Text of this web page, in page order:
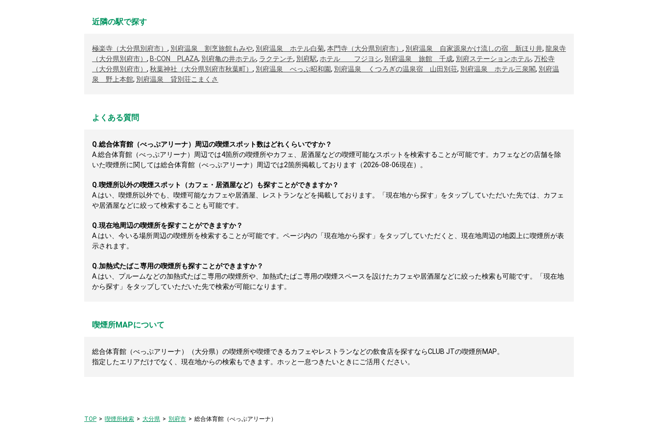
近隣の駅で探す
極楽寺（大分県別府市） , 別府温泉 割烹旅館もみや, 別府温泉 ホテル白菊, 本門寺（大分県別府市） , 別府温泉 自家源泉かけ流しの宿 新ほり井, 龍泉寺
（大分県別府市） , B-CON PLAZA, 別府亀の井ホテル, ラクテンチ, 別府駅, ホテル フジヨシ, 別府温泉 旅館 千成, 別府ステーションホテル, 万松寺
（大分県別府市） , 秋葉神社（大分県別府市秋葉町） , 別府温泉 べっぷ昭和園, 別府温泉 くつろぎの温泉宿 山田別荘, 別府温泉 ホテル三泉閣, 別府温
泉 野上本館, 別府温泉 貸別荘こまくさ
よくある質問
Q.総合体育館（べっぷアリーナ）周辺の喫煙スポット数はどれくらいですか？
A.総合体育館（べっぷアリーナ）周辺では4箇所の喫煙所やカフェ、居酒屋などの喫煙可能なスポットを検索することが可能です。カフェなどの店舗を除
いた喫煙所に関しては総合体育館（べっぷアリーナ）周辺では2箇所掲載しております（2026-08-06現在）。
Q.喫煙所以外の喫煙スポット（カフェ・居酒屋など）も探すことができますか？
A. はい、喫煙所以外でも、喫煙可能なカフェや居酒屋、レストランなどを掲載しております。「現在地から探す」をタップしていただいた先では、カフェ
や居酒屋などに絞って検索することも可能です。
Q.現在地周辺の喫煙所を探すことができますか？
A. はい、今いる場所周辺の喫煙所を検索することが可能です。ページ内の「現在地から探す」をタップしていただくと、現在地周辺の地図上に喫煙所が表
示されます。
Q.加熱式たばこ専用の喫煙所も探すことができますか？
A. はい、プルームなどの加熱式たばこ専用の喫煙所や、加熱式たばこ専用の喫煙スペースを設けたカフェや居酒屋などに絞った検索も可能です。「現在地
から探す」をタップしていただいた先で検索が可能になります。
喫煙所MAPについて
総合体育館（べっぷアリーナ）（大分県）の喫煙所や喫煙できるカフェやレストランなどの飲食店を探すならCLUB JTの喫煙所MAP。
指定したエリアだけでなく、現在地からの検索もできます。ホッと一息つきたいときにご活用ください。
TOP 喫煙所検索 大分県 別府市 総合体育館（べっぷアリーナ）